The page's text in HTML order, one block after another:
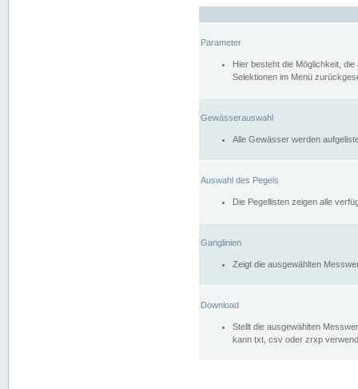
Parameter
Hier besteht die Möglichkeit,
Selektionen im Menü
Gewässerauswahl
Alle Gewässer werden
Auswahl des Pegels
Die Pegellisten zeigen alle
Ganglinien
Zeigt die ausgewählten
Download
Stellt die ausgewählten
kann txt, csv oder zrxp